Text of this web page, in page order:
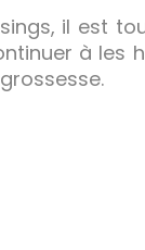
il est
à les